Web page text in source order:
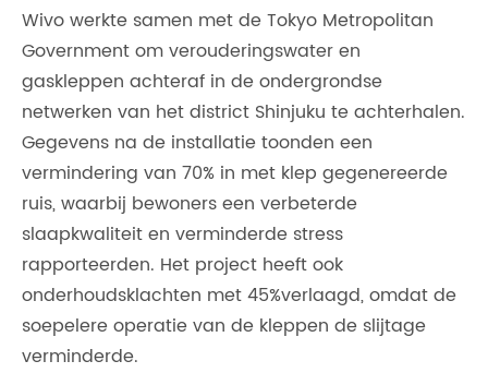
Wivo werkte samen met de Tokyo Metropolitan
Government om verouderingswater en
gaskleppen achteraf in de ondergrondse
netwerken van het district Shinjuku te achterhalen.
Gegevens na de installatie toonden een
vermindering van 70% in met klep gegenereerde
ruis, waarbij bewoners een verbeterde
slaapkwaliteit en verminderde stress
rapporteerden. Het project heeft ook
onderhoudsklachten met 45%verlaagd, omdat de
soepelere operatie van de kleppen de slijtage
verminderde.